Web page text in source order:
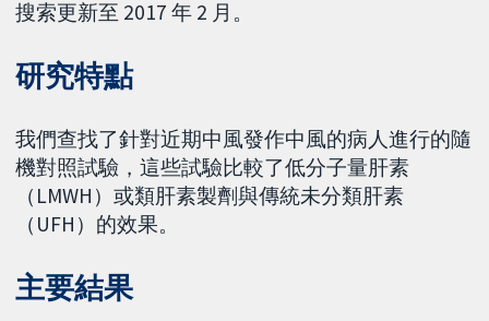
搜索更新至 2017 年 2 月。
研究特點
我們查找了針對近期中風發作中風的病人進行的隨
機對照試驗，這些試驗比較了低分子量肝素
（LMWH）或類肝素製劑與傳統未分類肝素
（UFH）的效果。
主要結果